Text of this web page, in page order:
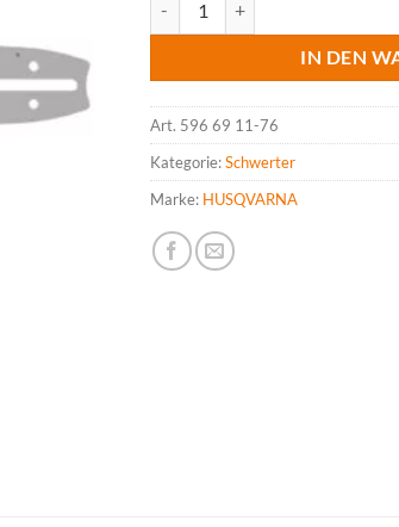
IN DEN
Art. 596 69 11-76
Kategorie:Schwerter
Marke: HUSQVARNA